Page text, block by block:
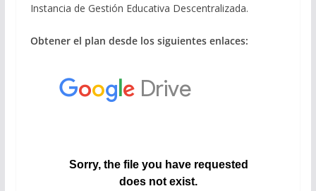
Instancia de Gestión Educativa Descentralizada.
Obtener el plan desde los siguientes enlaces: